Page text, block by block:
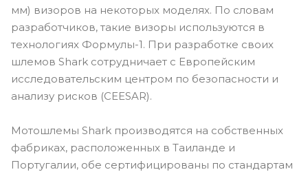
мм) визоров на некоторых моделях. По словам
разработчиков, такие визоры используются в
технологиях Формулы-1. При разработке своих
шлемов Shark сотрудничает с Европейским
исследовательским центром по безопасности и
анализу рисков (CEESAR).
Мотошлемы Shark производятся на собственных
фабриках, расположенных в Таиланде и
Португалии, обе сертифицированы по стандартам